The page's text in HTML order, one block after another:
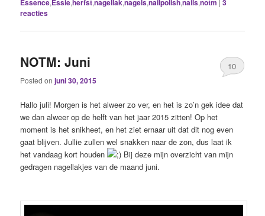
Essence,Essie,herfst,nagellak,nagels,nailpolish,nails,notm |3
reacties
NOTM: Juni
Posted onjuni 30, 2015
10
Hallo juli! Morgen is het alweer zo ver, en het is zo’n gek idee dat
we dan alweer op de helft van het jaar 2015 zitten! Op het
moment is het snikheet, en het ziet ernaar uit dat dit nog even
gaat blijven. Jullie zullen wel snakken naar de zon, dus laat ik
het vandaag kort houden
Bij deze mijn overzicht van mijn
gedragen nagellakjes van de maand juni.